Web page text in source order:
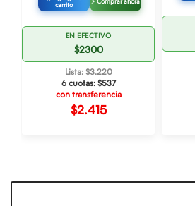
carrito
⚡ Comprar ahora
EN EFECTIVO
$2300
Lista: $3.220
6 cuotas: $537
con transferencia
$2.415